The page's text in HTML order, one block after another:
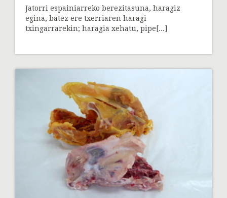
Jatorri espainiarreko berezitasuna, haragiz
egina, batez ere txerriaren haragi
txingarrarekin; haragia xehatu, pipe[...]